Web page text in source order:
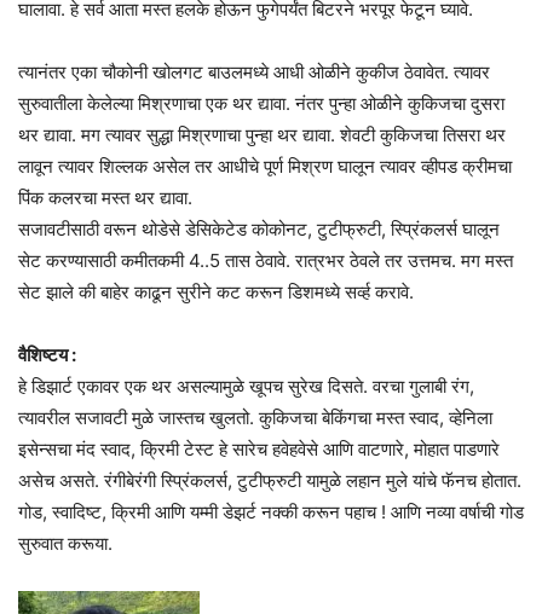
घालावा. हे सर्व आता मस्त हलके होऊन फुगेपर्यंत बिटरने भरपूर फेटून घ्यावे.
त्यानंतर एका चौकोनी खोलगट बाउलमध्ये आधी ओळीने कुकीज ठेवावेत. त्यावर
सुरुवातीला केलेल्या मिश्रणाचा एक थर द्यावा. नंतर पुन्हा ओळीने कुकिजचा दुसरा
थर द्यावा. मग त्यावर सुद्धा मिश्रणाचा पुन्हा थर द्यावा. शेवटी कुकिजचा तिसरा थर
लावून त्यावर शिल्लक असेल तर आधीचे पूर्ण मिश्रण घालून त्यावर व्हीपड क्रीमचा
पिंक कलरचा मस्त थर द्यावा.
सजावटीसाठी वरून थोडेसे डेसिकेटेड कोकोनट, टुटीफ्रुटी, स्प्रिंकलर्स घालून
सेट करण्यासाठी कमीतकमी 4..5 तास ठेवावे. रात्रभर ठेवले तर उत्तमच. मग मस्त
सेट झाले की बाहेर काढून सुरीने कट करून डिशमध्ये सर्व्ह करावे.
वैशिष्टय :
हे डिझार्ट एकावर एक थर असल्यामुळे खूपच सुरेख दिसते. वरचा गुलाबी रंग,
त्यावरील सजावटी मुळे जास्तच खुलतो. कुकिजचा बेकिंगचा मस्त स्वाद, व्हेनिला
इसेन्सचा मंद स्वाद, क्रिमी टेस्ट हे सारेच हवेहवेसे आणि वाटणारे, मोहात पाडणारे
असेच असते. रंगीबेरंगी स्प्रिंकलर्स, टुटीफ्रुटी यामुळे लहान मुले यांचे फॅनच होतात.
गोड, स्वादिष्ट, क्रिमी आणि यम्मी डेझर्ट नक्की करून पहाच ! आणि नव्या वर्षाची गोड
सुरुवात करूया.